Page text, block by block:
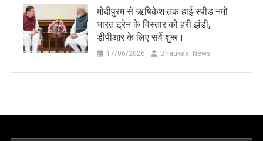
मोदीपुरम से ऋषिकेश तक हाई‑स्पीड नमो
भारत ट्रेन के विस्तार को हरी झंडी,
डीपीआर के लिए सर्वे शुरू।
17/06/2026 Bhaukaal News